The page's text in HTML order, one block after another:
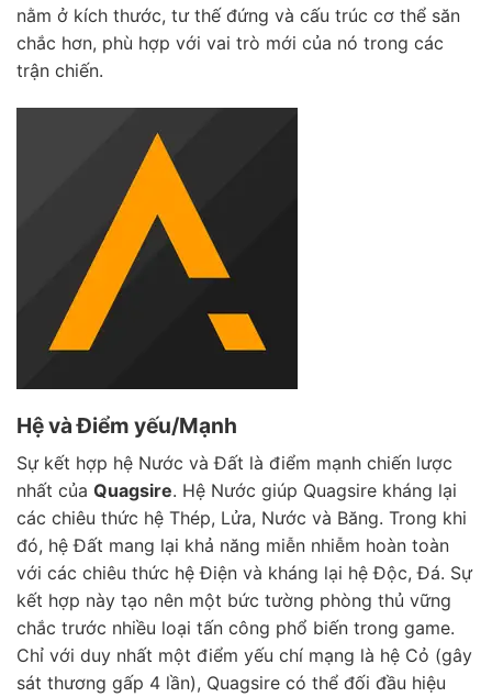
nằm ở kích thước, tư thế đứng và cấu trúc cơ thể săn
chắc hơn, phù hợp với vai trò mới của nó trong các
trận chiến.
Hệ và Điểm yếu/Mạnh
Sự kết hợp hệ Nước và Đất là điểm mạnh chiến lược
nhất của Quagsire. Hệ Nước giúp Quagsire kháng lại
các chiêu thức hệ Thép, Lửa, Nước và Băng. Trong khi
đó, hệ Đất mang lại khả năng miễn nhiễm hoàn toàn
với các chiêu thức hệ Điện và kháng lại hệ Độc, Đá. Sự
kết hợp này tạo nên một bức tường phòng thủ vững
chắc trước nhiều loại tấn công phổ biến trong game.
Chỉ với duy nhất một điểm yếu chí mạng là hệ Cỏ (gây
sát thương gấp 4 lần), Quagsire có thể đối đầu hiệu